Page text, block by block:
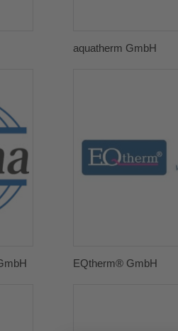
aquatherm GmbH
EQtherm® GmbH